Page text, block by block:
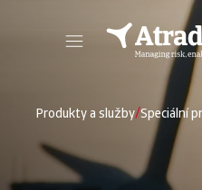
Produkty a služby/Speciální